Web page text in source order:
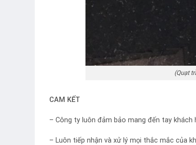
(Quạt
CAM KẾT
– Công ty luôn đảm bảo mang đến tay
– Luôn tiếp nhận và xử lý mọi thắc mắc của